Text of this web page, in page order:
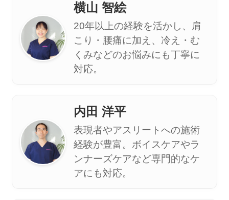
横山 智絵
20年以上の経験を活かし、肩
こり・腰痛に加え、冷え・む
くみなどのお悩みにも丁寧に
対応。
内田 洋平
表現者やアスリートへの施術
経験が豊富。ボイスケアやラ
ンナーズケアなど専門的なケ
アにも対応。